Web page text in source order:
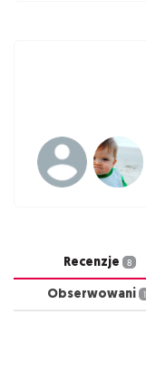
Recenzje 8
Obserwowani